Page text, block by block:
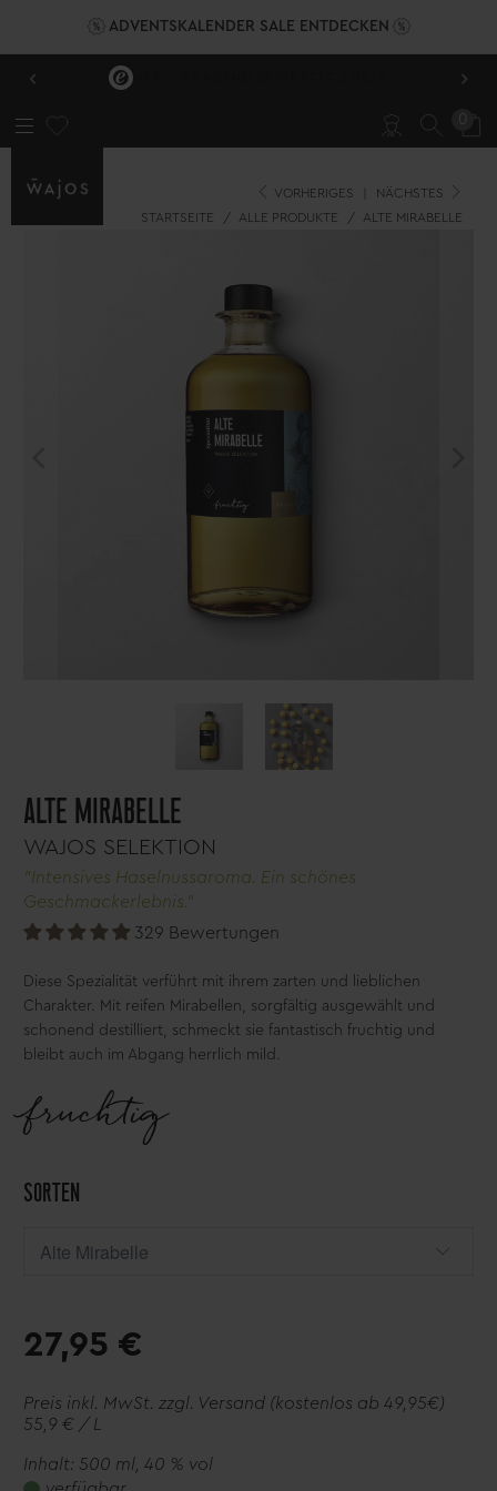
ADVENTSKALENDER SALE ENTDECKEN
‹ ›
VORHERIGES
NÄCHSTES
STARTSEITE
/ ALLE PRODUKTE / ALTE MIRABELLE
ALTE MIRABELLE
WAJOS SELEKTION
"Intensives Haselnussaroma. Ein schönes
Geschmackerlebnis."
329 Bewertungen
Diese Spezialität verführt mit ihrem zarten und lieblichen
Charakter. Mit reifen Mirabellen, sorgfältig ausgewählt und
schonend destilliert, schmeckt sie fantastisch fruchtig und
bleibt auch im Abgang herrlich mild.
fruchtig
SORTEN
27,95 €
Preis inkl. MwSt. zzgl. Versand (kostenlos ab 49,95€)
55,9 € / L
Inhalt: 500 ml , 40 % vol